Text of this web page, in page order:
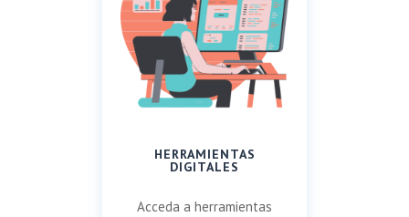
HERRAMIENTAS
DIGITALES
Acceda a herramientas